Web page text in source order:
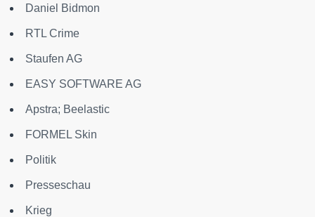
Daniel Bidmon
RTL Crime
Staufen AG
EASY SOFTWARE AG
Apstra; Beelastic
FORMEL Skin
Politik
Presseschau
Krieg